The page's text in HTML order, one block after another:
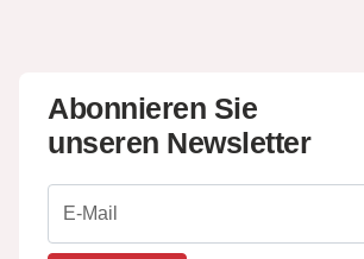
Abonnieren Sie
unseren Newsletter